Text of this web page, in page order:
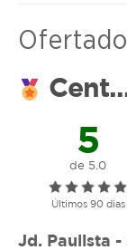
(cravos) e
5
de 5.0
Últimos 90 dias
Jd. Paulista -